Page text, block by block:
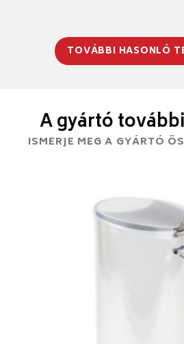
TOVÁBBI HASONLÓ
A gyártó
ISMERJE MEG A GYÁRTÓ